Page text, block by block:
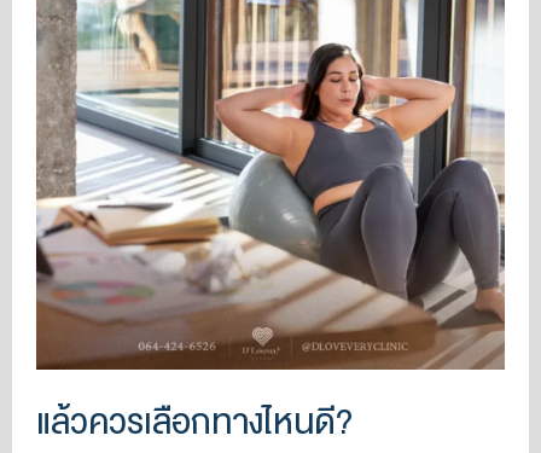
แล้วควรเลือกทางไหนดี?